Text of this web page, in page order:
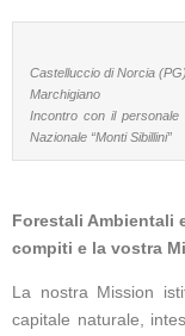
Castelluccio di Norcia
Marchigiano
Incontro con il personale
Nazionale “Monti Sibillini”
Forestali Ambientali
compiti e la vostra
La nostra Mission
capitale naturale,